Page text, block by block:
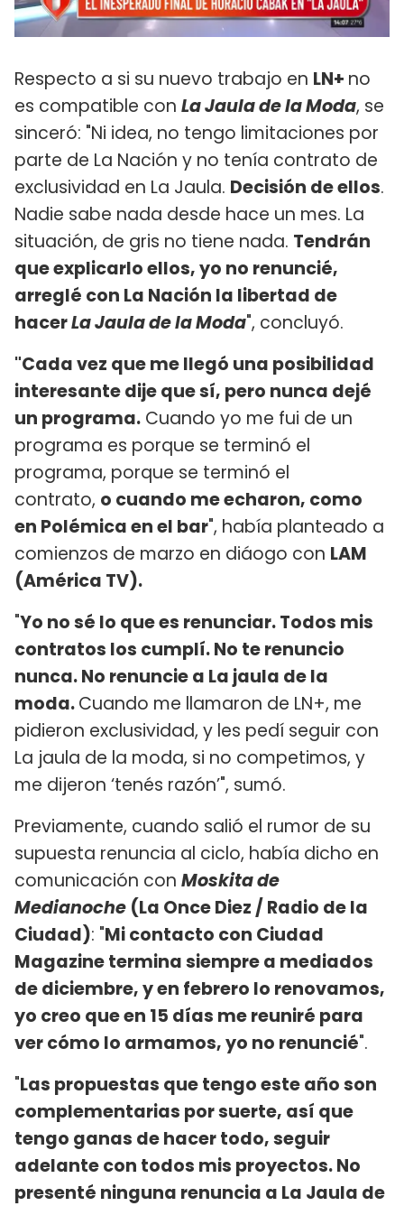
Respecto a si su nuevo trabajo en LN+ no
es compatible con La Jaula de la Moda, se
sinceró: "Ni idea, no tengo limitaciones por
parte de La Nación y no tenía contrato de
exclusividad en La Jaula. Decisión de ellos.
Nadie sabe nada desde hace un mes. La
situación, de gris no tiene nada. Tendrán
que explicarlo ellos, yo no renuncié,
arreglé con La Nación la libertad de
hacerLa Jaula de la Moda", concluyó.
"Cada vez que me llegó una posibilidad
interesante dije que sí, pero nunca dejé
un programa. Cuando yo me fui de un
programa es porque se terminó el
programa, porque se terminó el
contrato, o cuando me echaron, como
en Polémica en el bar", había planteado a
comienzos de marzo en diáogo con LAM
(América TV).
"Yo no sé lo que es renunciar. Todos mis
contratos los cumplí. No te renuncio
nunca. No renuncie a La jaula de la
moda.Cuando me llamaron de LN+, me
pidieron exclusividad, y les pedí seguir con
La jaula de la moda, si no competimos, y
me dijeron ‘tenés razón’", sumó.
Previamente, cuando salió el rumor de su
supuesta renuncia al ciclo, había dicho en
comunicación con Moskita de
Medianoche (La Once Diez / Radio de la
Ciudad): "Mi contacto con Ciudad
Magazine termina siempre a mediados
de diciembre, y en febrero lo renovamos,
yo creo que en 15 días me reuniré para
ver cómo lo armamos, yo no renuncié".
"Las propuestas que tengo este año son
complementarias por suerte, así que
tengo ganas de hacer todo, seguir
adelante con todos mis proyectos. No
presenté ninguna renuncia a La Jaula de